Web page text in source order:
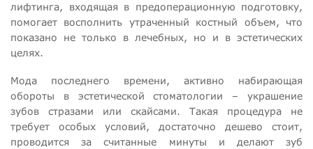
лифтинга, входящая в предоперационную подготовку,
помогает восполнить утраченный костный объем, что
показано не только в лечебных, но и в эстетических
целях.
Мода последнего времени, активно набирающая
обороты в эстетической стоматологии – украшение
зубов стразами или скайсами. Такая процедура не
требует особых условий, достаточно дешево стоит,
проводится за считанные минуты и делают зуб